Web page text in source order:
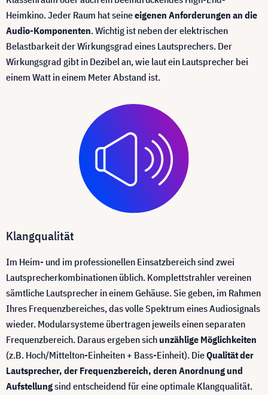
Heimkino. Jeder Raum hat seineeigenen Anforderungen an die
Audio-Komponenten. Wichtig ist neben der elektrischen
Belastbarkeit der Wirkungsgrad eines Lautsprechers. Der
Wirkungsgrad gibt in Dezibel an, wie laut ein Lautsprecher bei
einem Watt in einem Meter Abstand ist.
Klangqualität
Im Heim- und im professionellen Einsatzbereich sind zwei
Lautsprecherkombinationen üblich. Komplettstrahler vereinen
sämtliche Lautsprecher in einem Gehäuse. Sie geben, im Rahmen
Ihres Frequenzbereiches, das volle Spektrum eines Audiosignals
wieder. Modularsysteme übertragen jeweils einen separaten
Frequenzbereich. Daraus ergeben sichunzählige Möglichkeiten
(z.B. Hoch/Mittelton-Einheiten + Bass-Einheit). DieQualität der
Lautsprecher, der Frequenzbereich, deren Anordnung und
Aufstellungsind entscheidend für eine optimale Klangqualität.